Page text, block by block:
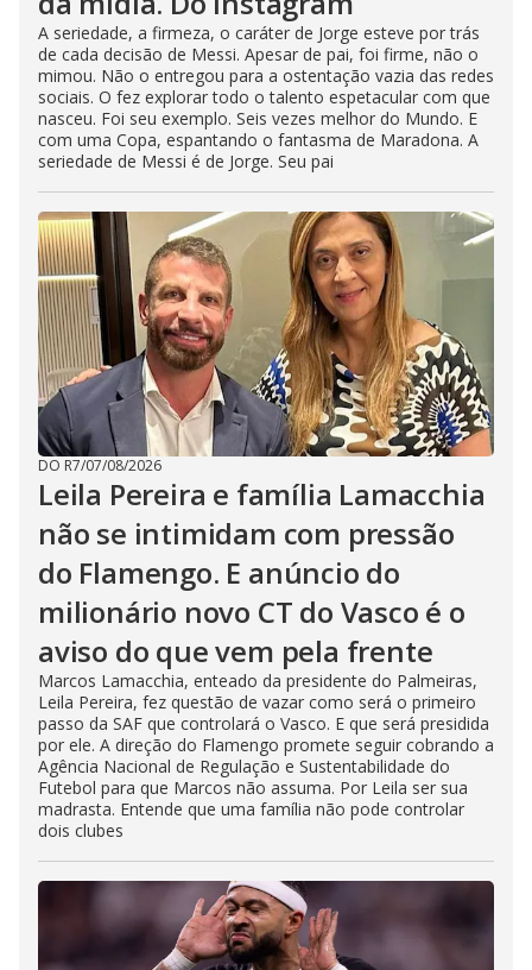
A seriedade, a firmeza, o caráter de Jorge esteve por trás
de cada decisão de Messi. Apesar de pai, foi firme, não o
mimou. Não o entregou para a ostentação vazia das redes
sociais. O fez explorar todo o talento espetacular com que
nasceu. Foi seu exemplo. Seis vezes melhor do Mundo. E
com uma Copa, espantando o fantasma de Maradona. A
seriedade de Messi é de Jorge. Seu pai
DO R7/07/08/2026
Leila Pereira e família Lamacchia
não se intimidam com pressão
do Flamengo. E anúncio do
milionário novo CT do Vasco é o
aviso do que vem pela frente
Marcos Lamacchia, enteado da presidente do Palmeiras,
Leila Pereira, fez questão de vazar como será o primeiro
passo da SAF que controlará o Vasco. E que será presidida
por ele. A direção do Flamengo promete seguir cobrando a
Agência Nacional de Regulação e Sustentabilidade do
Futebol para que Marcos não assuma. Por Leila ser sua
madrasta. Entende que uma família não pode controlar
dois clubes